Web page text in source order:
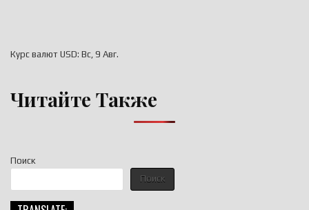
Поиск
Поиск
Курс валют USD: Вс, 9 Авг.
Читайте Также